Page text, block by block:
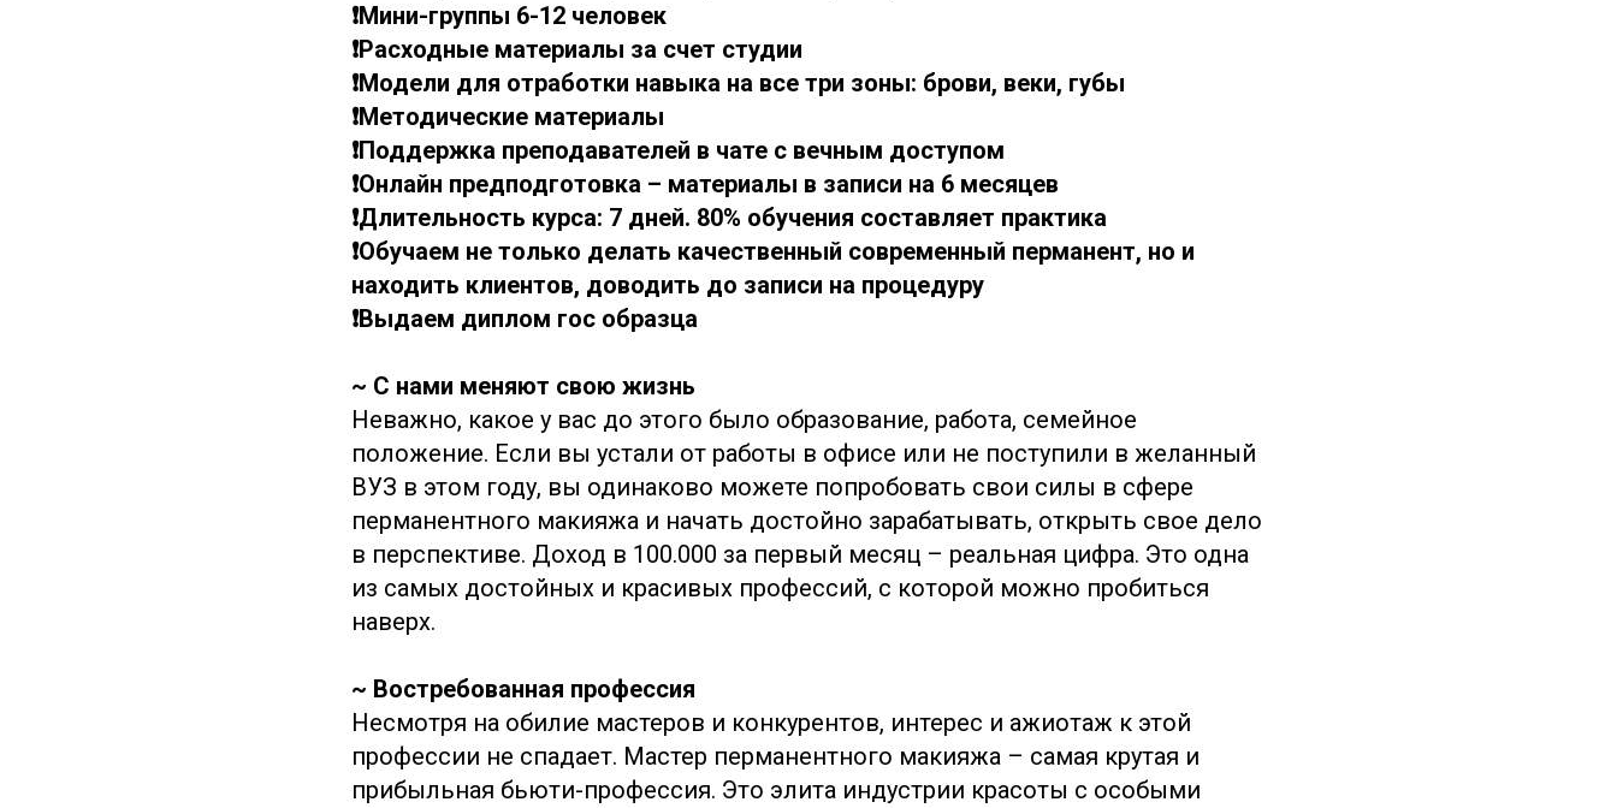
❗️Мини-группы 6-12 человек
❗️Расходные материалы за счет студии
❗️Модели для отработки навыка на все три зоны: брови, веки, губы
❗️Методические материалы
❗️Поддержка преподавателей в чате с вечным доступом
❗️Онлайн предподготовка – материалы в записи на 6 месяцев
❗️Длительность курса: 7 дней. 80% обучения составляет практика
❗️Обучаем не только делать качественный современный перманент, но и
находить клиентов, доводить до записи на процедуру
❗️Выдаем диплом гос образца
~ С нами меняют свою жизнь
Неважно, какое у вас до этого было образование, работа, семейное
положение. Если вы устали от работы в офисе или не поступили в желанный
ВУЗ в этом году, вы одинаково можете попробовать свои силы в сфере
перманентного макияжа и начать достойно зарабатывать, открыть свое дело
в перспективе. Доход в 100.000 за первый месяц – реальная цифра. Это одна
из самых достойных и красивых профессий, с которой можно пробиться
наверх.
~ Востребованная профессия
Несмотря на обилие мастеров и конкурентов, интерес и ажиотаж к этой
профессии не спадает. Мастер перманентного макияжа – самая крутая и
прибыльная бьюти-профессия. Это элита индустрии красоты с особыми